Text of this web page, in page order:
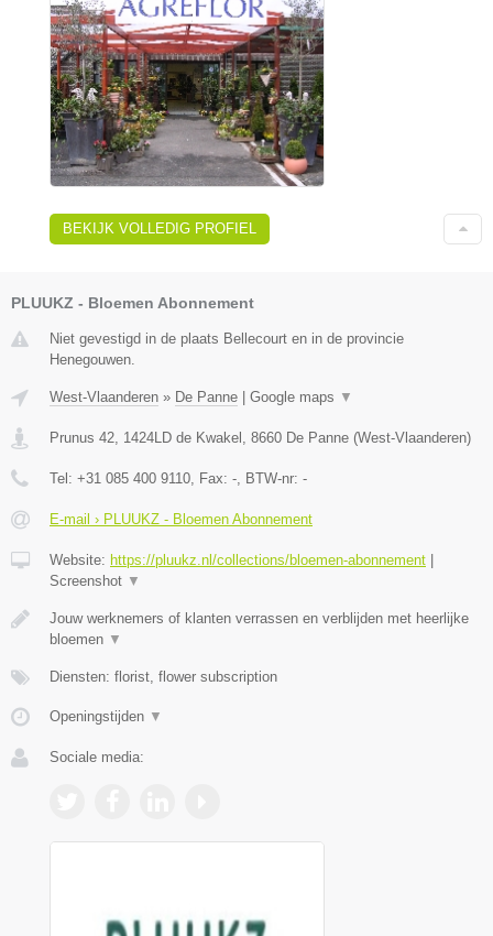
BEKIJK VOLLEDIG PROFIEL
PLUUKZ - Bloemen Abonnement
Niet gevestigd in de plaats Bellecourt en in de provincie
Henegouwen.
West-Vlaanderen » De Panne Google maps ▼
Prunus 42, 1424LD de Kwakel , 8660 De Panne (West-Vlaanderen)
Tel: +31 085 400 9110, Fax: -, BTW-nr: -
E-mail › PLUUKZ - Bloemen Abonnement
Website: https://pluukz.nl/collections/bloemen-abonnement
Screenshot ▼
Jouw werknemers of klanten verrassen en verblijden met heerlijke
bloemen ▼
Diensten: florist, flower subscription
Openingstijden ▼
Sociale media: